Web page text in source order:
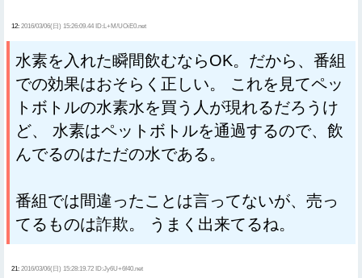
12: 2016/03/06(日) 15:26:09.44 ID:L+M/UOiE0.net
水素を入れた瞬間飲むならOK。だから、番組
での効果はおそらく正しい。 これを見てペッ
トボトルの水素水を買う人が現れるだろうけ
ど、 水素はペットボトルを通過するので、飲
んでるのはただの水である。
番組では間違ったことは言ってないが、売っ
てるものは詐欺。 うまく出来てるね。
21: 2016/03/06(日) 15:28:19.72 ID:Jy6U+6f40.net